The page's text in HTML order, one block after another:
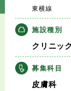
サービスの流れ
医師の求人・転
東横線
施設種別
クリニック
募集科目
皮膚科